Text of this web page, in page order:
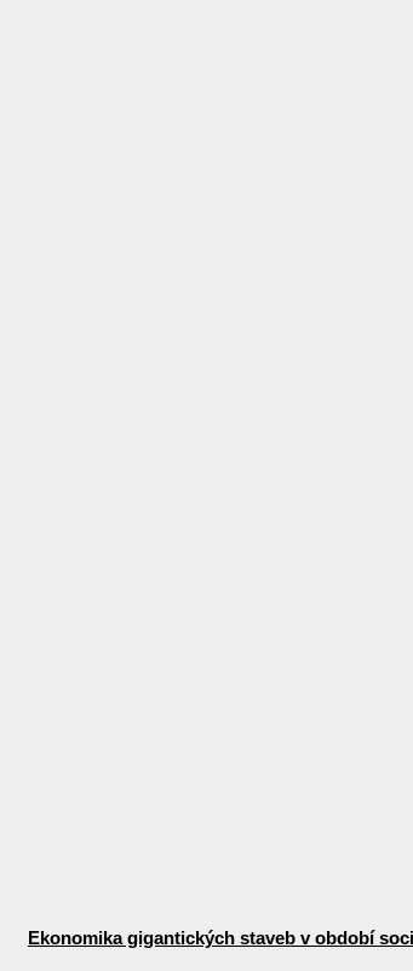
Ekonomika gigantických staveb v období